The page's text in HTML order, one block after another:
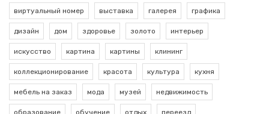
виртуальный номер выставка галерея графика
дизайн дом здоровье золото интерьер
искусство картина картины клининг
коллекционирование красота культура кухня
мебель на заказ мода музей недвижимость
образование обучение отдых переезд